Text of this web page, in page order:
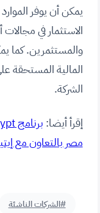
يمكن أن يوفر
الاستثمار في
والمستثمرين. كما
المالية المستحقة
الشركة.
إقرأ أيضا:
مصر بالتعاون مع إيتيدا و500
#الشركات الناشئة